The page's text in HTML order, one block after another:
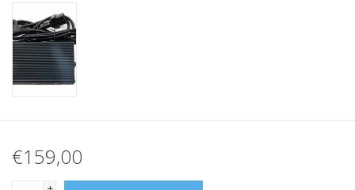
€159,00